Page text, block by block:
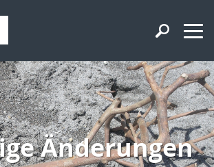
Änderungen